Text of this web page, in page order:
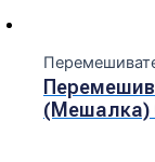
(мешалка)